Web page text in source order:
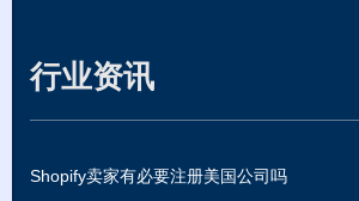
行业资讯
Shopify卖家有必要注册美国公司吗